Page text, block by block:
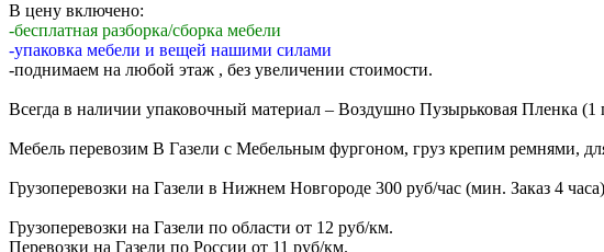
В цену включено:
-бесплатная разборка/сборка мебели
-упаковка мебели и вещей нашими силами
-поднимаем на любой этаж , без увеличении стоимости.
Всегда в наличии упаковочный материал – Воздушно Пузырьковая Пленка
Мебель перевозим В Газели с Мебельным фургоном, груз крепим ремнями,
Грузоперевозки на Газели в Нижнем Новгороде 300 руб/час (мин. Заказ 4 часа)
Грузоперевозки на Газели по области от 12 руб/км.
Перевозки на Газели по России от 11 руб/км.